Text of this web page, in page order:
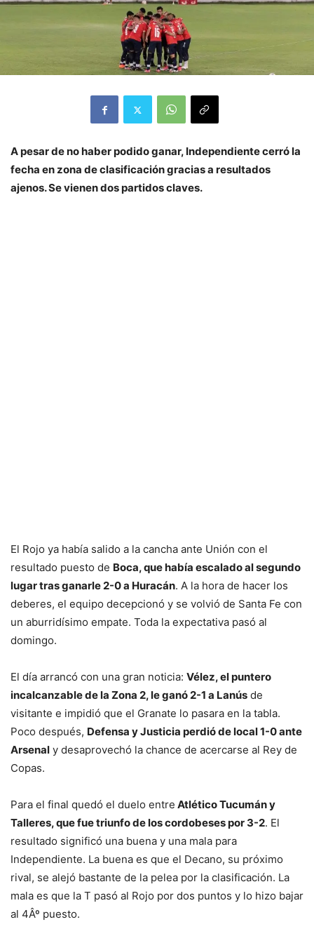
A pesar de no haber podido ganar, Independiente cerró la
fecha en zona de clasificación gracias a resultados
ajenos. Se vienen dos partidos claves.
El Rojo ya había salido a la cancha ante Unión con el
resultado puesto de Boca, que había escalado al segundo
lugar tras ganarle 2-0 a Huracán. A la hora de hacer los
deberes, el equipo decepcionó y se volvió de Santa Fe con
un aburridísimo empate. Toda la expectativa pasó al
domingo.
El día arrancó con una gran noticia: Vélez, el puntero
incalcanzable de la Zona 2, le ganó 2-1 a Lanús de
visitante e impidió que el Granate lo pasara en la tabla.
Poco después, Defensa y Justicia perdió de local 1-0 ante
Arsenal y desaprovechó la chance de acercarse al Rey de
Copas.
Para el final quedó el duelo entre Atlético Tucumán y
Talleres, que fue triunfo de los cordobeses por 3-2. El
resultado significó una buena y una mala para
Independiente. La buena es que el Decano, su próximo
rival, se alejó bastante de la pelea por la clasificación. La
mala es que la T pasó al Rojo por dos puntos y lo hizo bajar
al 4Âº puesto.